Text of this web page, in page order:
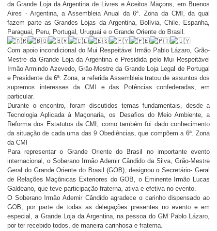
da Grande Loja da Argentina de Livres e Aceitos Maçons, em Buenos
Aires - Argentina, a Assembleia Anual da 6ª. Zona da CMI, da qual
fazem parte as Grandes Lojas da Argentina, Bolívia, Chile, Espanha,
Paraguai, Peru, Portugal, Uruguai e o Grande Oriente do Brasil.
Com apoio incondicional do Mui Respeitável Irmão Pablo Lázaro, Grão-
Mestre da Grande Loja da Argentina e Presidida pelo Mui Respeitável
Irmão Armindo Azevedo, Grão-Mestre da Grande Loja Legal de Portugal
e Presidente da 6ª. Zona, a referida Assembleia tratou de assuntos dos
supremos interesses da CMI e das Potências confederadas, em
particular.
Durante o encontro, foram discutidos temas fundamentais, desde a
Tecnologia Aplicada à Maçonaria, os Desafios do Meio Ambiente, a
Reforma dos Estatutos da CMI, como também foi dado conhecimento
da situação de cada uma das 9 Obediências, que compõem a 6ª. Zona
da CMI
Para representar o Grande Oriente do Brasil no importante evento
internacional, o Soberano Irmão Ademir Cândido da Silva, Grão-Mestre
Geral do Grande Oriente do Brasil (GOB), designou o Secretário- Geral
de Relações Maçônicas Exteriores do GOB, o Eminente Irmão Lucas
Galdeano, que teve participação fraterna, ativa e efetiva no evento.
O Soberano Irmão Ademir Cândido agradece o carinho dispensado ao
GOB, por parte de todas as delegações presentes no evento e em
especial, a Grande Loja da Argentina, na pessoa do GM Pablo Lázaro,
por ter recebido todos, de maneira carinhosa e fraterna.